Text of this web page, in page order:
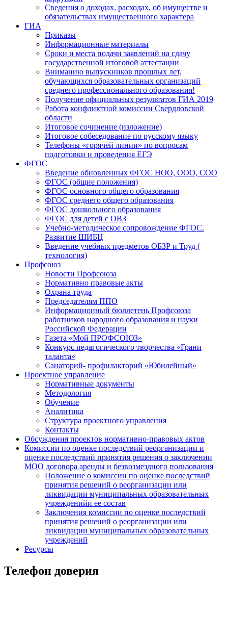
Сведения о доходах, расходах, об имуществе и
обязательствах имущественного характера
ГИА
Приказы
Информационные материалы
Сроки и места подачи заявлений на сдачу
государственной итоговой аттестации
Вниманию выпускников прошлых лет,
обучающихся образовательных организаций
среднего профессионального образования!
Получение официальных результатов ГИА 2019
Работа конфликтной комиссии Свердловской
области
Итоговое сочинение (изложение)
Итоговое собеседование по русскому языку
Телефоны «горячей линии» по вопросам
подготовки и проведения ЕГЭ
ФГОС
Введение обновленных ФГОС НОО, ООО, СОО
ФГОС (общие положения)
ФГОС основного общего образования
ФГОС среднего общего образования
ФГОС дошкольного образования
ФГОС для детей с ОВЗ
Учебно-методическое сопровождение ФГОС.
Развитие ШИБЦ
Введение учебных предметов ОБЗР и Труд (
технология)
Профсоюз
Новости Профсоюза
Нормативно правовые акты
Охрана труда
Председателям ППО
Информационный бюллетень Профсоюза
работников народного образования и науки
Российской Федерации
Газета «Мой ПРОФСОЮЗ»
Конкурс педагогического творчества «Грани
таланта»
Санаторий- профилакторий «Юбилейный»
Проектное управление
Нормативные документы
Методология
Обучение
Аналитика
Структура проектного управления
Контакты
Обсуждения проектов нормативно-правовых актов
Комиссии по оценке последствий реорганизации и
оценке последствий принятия решения о заключении
МОО договора аренды и безвозмездного пользования
Положение о комиссии по оценке последствий
принятия решений о реорганизации или
ликвидации муниципальных образовательных
учрежденийи ее состав
Заключения комиссии по оценке последствий
принятия решений о реорганизации или
ликвидации муниципальных образовательных
учреждений
Ресурсы
Телефон доверия